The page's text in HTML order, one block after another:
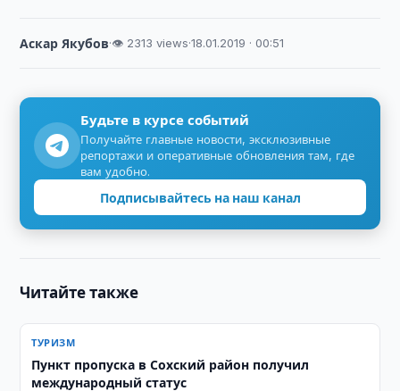
Аскар Якубов·👁 2313 views·18.01.2019 · 00:51
Будьте в курсе событий
Получайте главные новости, эксклюзивные
репортажи и оперативные обновления там, где
вам удобно.
Подписывайтесь на наш канал
Читайте также
ТУРИЗМ
Пункт пропуска в Сохский район получил
международный статус